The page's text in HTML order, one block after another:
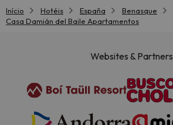
Início Hotéis España
Benasque
Casa Damián del Baile Apartamentos
Websites & Partners